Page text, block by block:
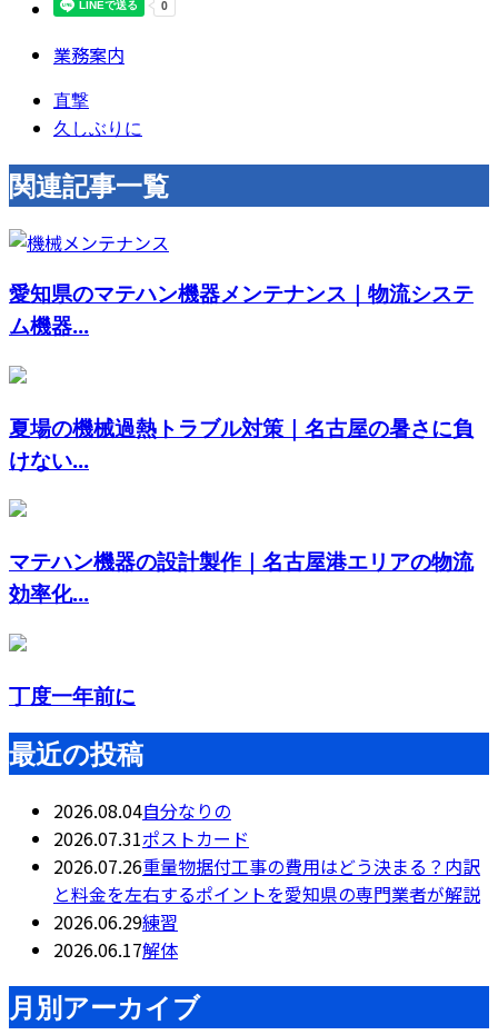
業務案内
直撃
久しぶりに
関連記事一覧
愛知県のマテハン機器メンテナンス｜物流システ
ム機器...
夏場の機械過熱トラブル対策｜名古屋の暑さに負
けない...
マテハン機器の設計製作｜名古屋港エリアの物流
効率化...
丁度一年前に
最近の投稿
2026.08.04自分なりの
2026.07.31ポストカード
2026.07.26重量物据付工事の費用はどう決まる？内訳
と料金を左右するポイントを愛知県の専門業者が解説
2026.06.29練習
2026.06.17解体
月別アーカイブ